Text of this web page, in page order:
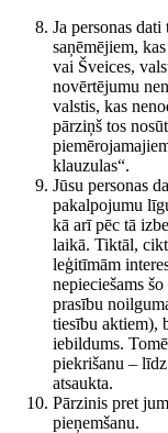
Ja personas
saņēmējiem,
vai Šveices,
novērtējumu
valstis, kas
pārziņš tos
klauzulas“.
Jūsu personas
pakalpojumu
kā arī pēc tā
laikā. Tiktāl,
leģitīmām
nepieciešams
prasību
tiesību aktiem),
iebildums.
piekrišanu –
atsaukta.
Pārzinis pret
pieņemšanu.